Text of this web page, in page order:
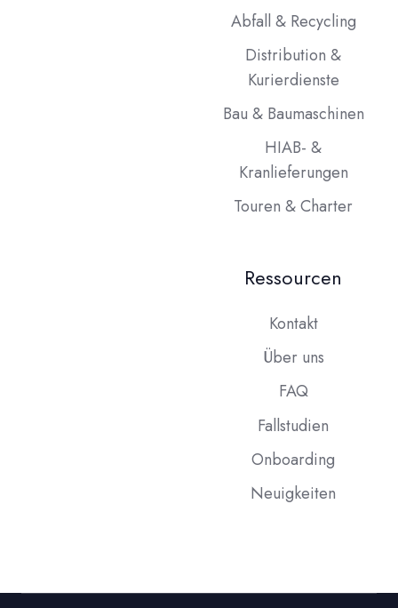
Abfall & Recycling
Distribution &
Kurierdienste
Bau & Baumaschinen
HIAB- &
Kranlieferungen
Touren & Charter
Ressourcen
Kontakt
Über uns
FAQ
Fallstudien
Onboarding
Neuigkeiten